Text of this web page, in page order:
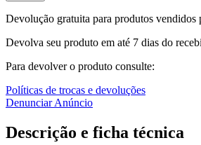
Devolução gratuita para produtos vendidos
Devolva seu produto em até 7 dias do
Para devolver o produto consulte:
Políticas de trocas e devoluções
Denunciar Anúncio
Descrição e ficha técnica